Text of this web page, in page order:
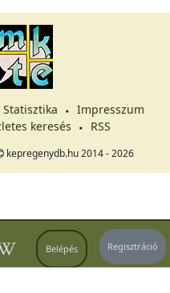
Belépés Regisztráció
Statisztika
Impresszum
keresés RSS
kepregenydb.hu 2014 - 2026